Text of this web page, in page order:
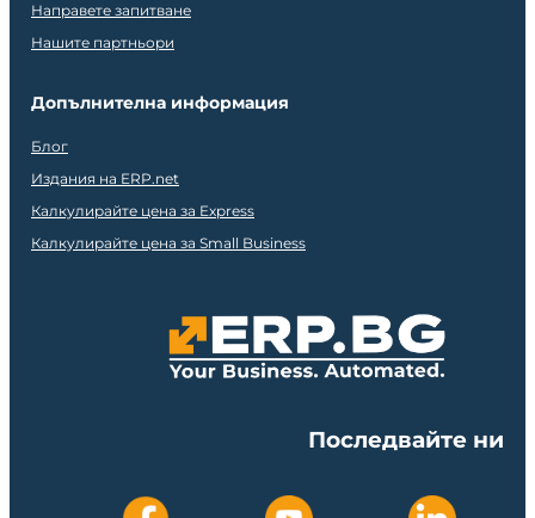
Направете запитване
Нашите партньори
Допълнителна информация
Блог
Издания на ERP.net
Калкулирайте цена за Express
Калкулирайте цена за Small Business
Последвайте ни